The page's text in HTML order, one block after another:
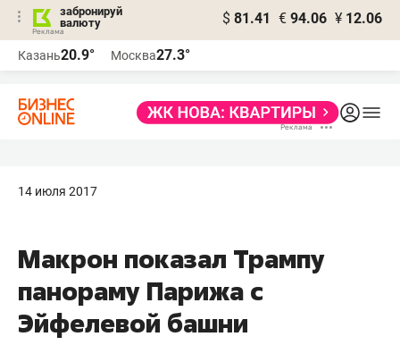
забронируй
валюту
$ 81.41 € 94.06 ¥ 12.06
Казань20.9° Москва27.3°
14 июля 2017
Макрон показал Трампу
панораму Парижа с
Эйфелевой башни